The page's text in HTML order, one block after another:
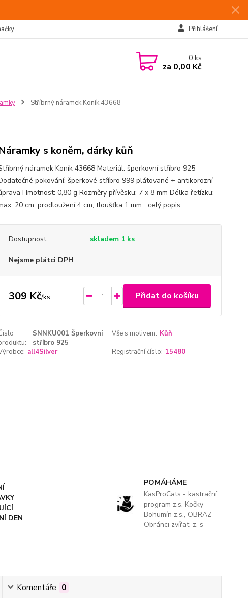
Přihlášení
0ks
za 0,00 Kč
Stříbrný náramek Koník 43668
s koněm, dárky kůň
náramek Koník 43668 Materiál: šperkovní stříbro 925
pokování: šperkové stříbro 999 plátované + antikorozní
Hmotnost: 0,80 g Rozměry přívěsku: 7 x 8 mm Délka řetízku:
20 cm, prodloužení 4 cm, tloušťka 1 mm celý popis
Dostupnost skladem 1 ks
Nejsme plátci DPH
309 Kč/ks Přidat do košíku
SNNKU001 Šperkovní
stříbro 925
Vše s motivem: Kůň
all4Silver Registrační číslo: 15480
DEN
POMÁHÁME
KasProCats - kastrační
program z.s, Kočky
Bohumín z.s., OBRAZ –
Obránci zvířat, z. s
Komentáře 0